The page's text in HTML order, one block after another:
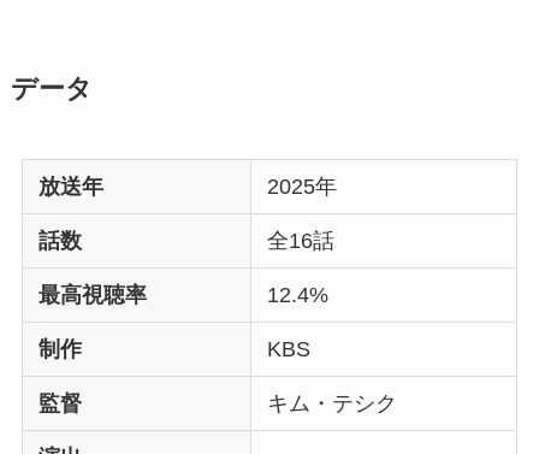
データ
放送年 2025年
話数 全16話
最高視聴率 12.4%
制作 KBS
監督 キム・テシク